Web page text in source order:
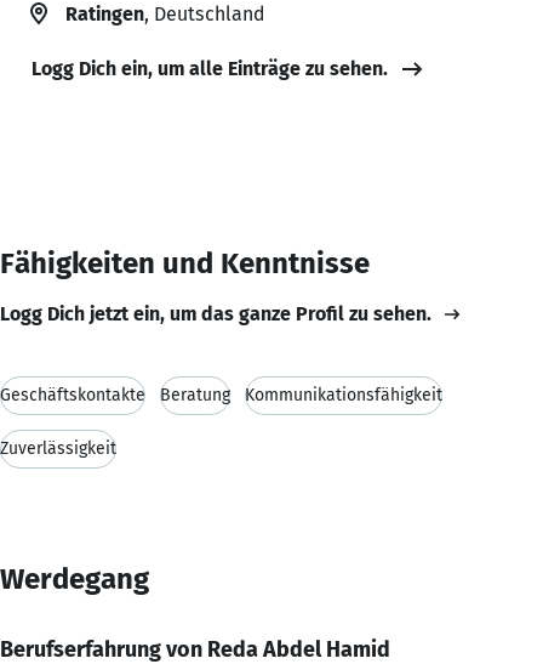
Ratingen, Deutschland
Logg Dich ein, um alle Einträge zu sehen.
Fähigkeiten und Kenntnisse
Logg Dich jetzt ein, um das ganze Profil zu sehen.
Geschäftskontakte Beratung Kommunikationsfähigkeit
Zuverlässigkeit
Werdegang
Berufserfahrung von Reda Abdel Hamid